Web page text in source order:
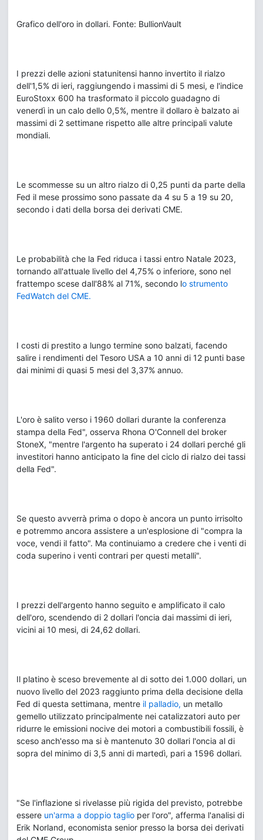
Grafico dell'oro in dollari. Fonte: BullionVault
I prezzi delle azioni statunitensi hanno invertito il rialzo
dell'1,5% di ieri, raggiungendo i massimi di 5 mesi, e l'indice
EuroStoxx 600 ha trasformato il piccolo guadagno di
venerdì in un calo dello 0,5%, mentre il dollaro è balzato ai
massimi di 2 settimane rispetto alle altre principali valute
mondiali.
Le scommesse su un altro rialzo di 0,25 punti da parte della
Fed il mese prossimo sono passate da 4 su 5 a 19 su 20,
secondo i dati della borsa dei derivati CME.
Le probabilità che la Fed riduca i tassi entro Natale 2023,
tornando all'attuale livello del 4,75% o inferiore, sono nel
frattempo scese dall'88% al 71%, secondo lo strumento
FedWatch del CME.
I costi di prestito a lungo termine sono balzati, facendo
salire i rendimenti del Tesoro USA a 10 anni di 12 punti base
dai minimi di quasi 5 mesi del 3,37% annuo.
L'oro è salito verso i 1960 dollari durante la conferenza
stampa della Fed", osserva Rhona O'Connell del broker
StoneX, "mentre l'argento ha superato i 24 dollari perché gli
investitori hanno anticipato la fine del ciclo di rialzo dei tassi
della Fed".
Se questo avverrà prima o dopo è ancora un punto irrisolto
e potremmo ancora assistere a un'esplosione di "compra la
voce, vendi il fatto". Ma continuiamo a credere che i venti di
coda superino i venti contrari per questi metalli".
I prezzi dell'argento hanno seguito e amplificato il calo
dell'oro, scendendo di 2 dollari l'oncia dai massimi di ieri,
vicini ai 10 mesi, di 24,62 dollari.
Il platino è sceso brevemente al di sotto dei 1.000 dollari, un
nuovo livello del 2023 raggiunto prima della decisione della
Fed di questa settimana, mentre il palladio, un metallo
gemello utilizzato principalmente nei catalizzatori auto per
ridurre le emissioni nocive dei motori a combustibili fossili, è
sceso anch'esso ma si è mantenuto 30 dollari l'oncia al di
sopra del minimo di 3,5 anni di martedì, pari a 1596 dollari.
"Se l'inflazione si rivelasse più rigida del previsto, potrebbe
essere un'arma a doppio taglio per l'oro", afferma l'analisi di
Erik Norland, economista senior presso la borsa dei derivati